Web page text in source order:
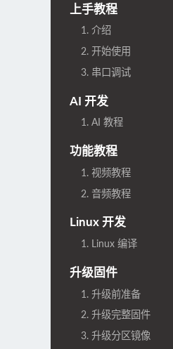
上手教程
1. 介绍
2. 开始使用
3. 串口调试
AI 开发
1. AI 教程
功能教程
1. 视频教程
2. 音频教程
Linux 开发
1. Linux 编译
升级固件
1. 升级前准备
2. 升级完整固件
3. 升级分区镜像